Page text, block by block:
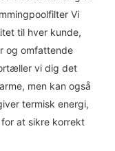
Vi
til hver kunde,
og omfattende
vi dig det
men kan også
termisk energi,
at sikre korrekt